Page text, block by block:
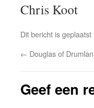
Chris Koot
Dit bericht is geplaatst
← Douglas of
Geef een